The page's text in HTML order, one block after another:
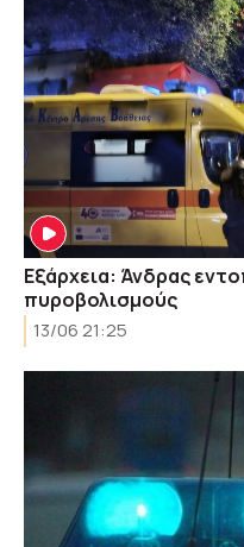
Εξάρχεια: Άνδρας
πυροβολισμούς
13/06 21:25